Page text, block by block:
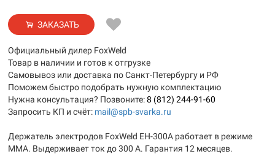
ЗАКАЗАТЬ
Официальный дилер FoxWeld
Товар в наличии и готов к отгрузке
Самовывоз или доставка по Санкт-Петербургу и РФ
Поможем быстро подобрать нужную комплектацию
Нужна консультация? Позвоните:8 (812) 244-91-60
Запросить КП и счёт: mail@spb-svarka.ru
Держатель электродов FoxWeld EH-300А работает в режиме
MMA. Выдерживает ток до 300 А. Гарантия 12 месяцев.